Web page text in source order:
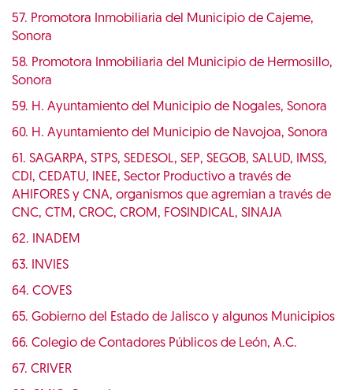
57. Promotora Inmobiliaria del Municipio de Cajeme,
Sonora
58. Promotora Inmobiliaria del Municipio de Hermosillo,
Sonora
59. H. Ayuntamiento del Municipio de Nogales, Sonora
60. H. Ayuntamiento del Municipio de Navojoa, Sonora
61. SAGARPA, STPS, SEDESOL, SEP, SEGOB, SALUD, IMSS,
CDI, CEDATU, INEE, Sector Productivo a través de
AHIFORES y CNA, organismos que agremian a través de
CNC, CTM, CROC, CROM, FOSINDICAL, SINAJA
62. INADEM
63. INVIES
64. COVES
65. Gobierno del Estado de Jalisco y algunos Municipios
66. Colegio de Contadores Públicos de León, A.C.
67. CRIVER